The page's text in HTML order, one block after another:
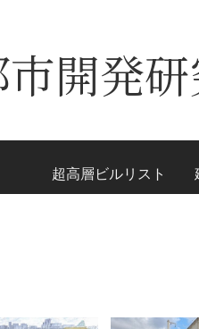
開発
超高層ビルリスト